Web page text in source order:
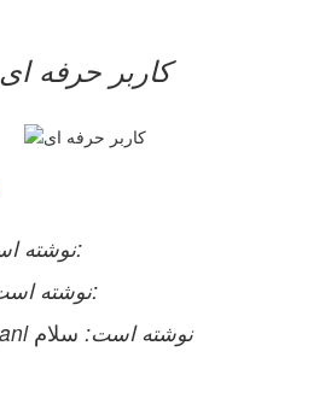
کاربر حرفه ای
lmojganl نوشته است:
m1989 نوشته است:
lmojganl نوشته است: سلام